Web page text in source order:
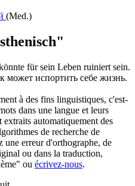
(Med.)
für sein Leben ruiniert sein.
может испортить себе жизнь.
à des fins linguistiques, c'est-
dans une langue et leurs
automatiquement des
de recherche de
une erreur d'orthographe, de
ou dans la traduction,
ou écrivez-nous.